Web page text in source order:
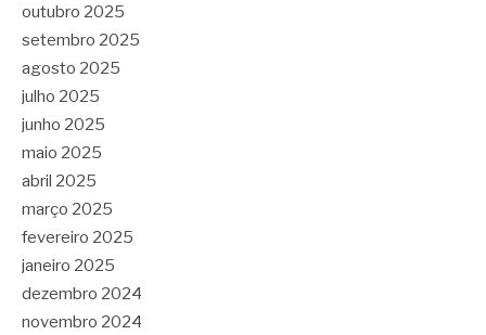
outubro 2025
setembro 2025
agosto 2025
julho 2025
junho 2025
maio 2025
abril 2025
março 2025
fevereiro 2025
janeiro 2025
dezembro 2024
novembro 2024